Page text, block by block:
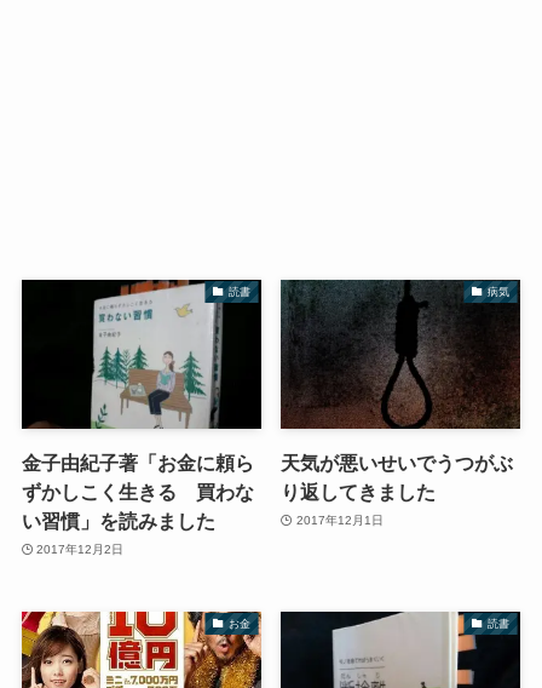
読書
金子由紀子著「お金に頼ら
ずかしこく生きる 買わな
い習慣」を読みました
2017年12月2日
病気
天気が悪いせいでうつがぶ
り返してきました
2017年12月1日
お金 読書